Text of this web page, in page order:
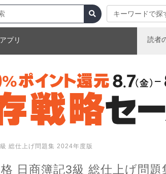
キーワードで探
アプリ 読者
総仕上げ問題集 2024年度版
日商簿記3級 総仕上げ問題